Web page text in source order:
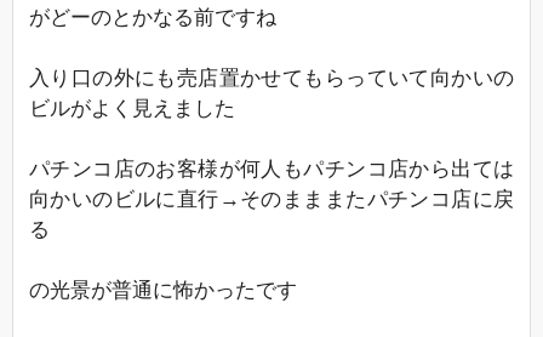
がどーのとかなる前ですね
入り口の外にも売店置かせてもらっていて向かいの
ビルがよく見えました
パチンコ店のお客様が何人もパチンコ店から出ては
向かいのビルに直行→そのまままたパチンコ店に戻
る
の光景が普通に怖かったです